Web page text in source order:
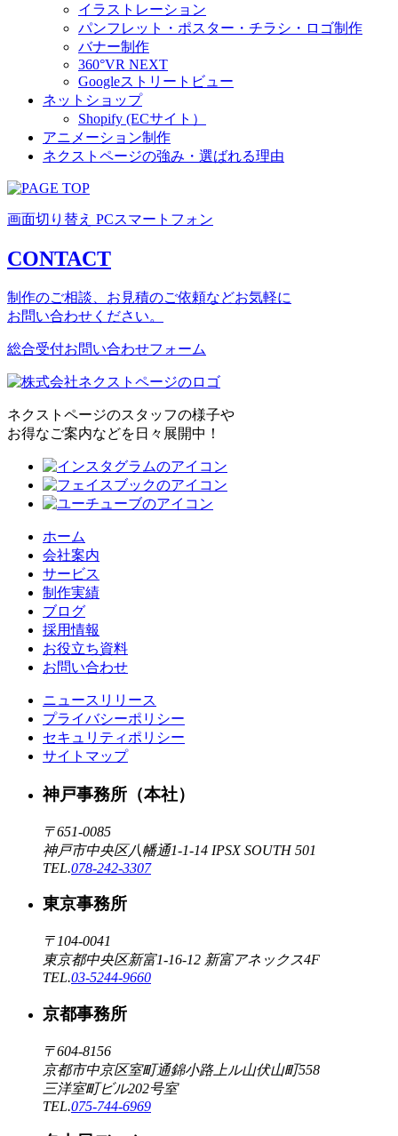
イラストレーション
パンフレット・ポスター・チラシ・ロゴ制作
バナー制作
360°VR NEXT
Googleストリートビュー
ネットショップ
Shopify (ECサイト）
アニメーション制作
ネクストページの強み・選ばれる理由
画面切り替え PCスマートフォン
CONTACT
制作のご相談、お見積のご依頼などお気軽に
お問い合わせください。
総合受付お問い合わせフォーム
ネクストページのスタッフの様子や
お得なご案内などを日々展開中！
ホーム
会社案内
サービス
制作実績
ブログ
採用情報
お役立ち資料
お問い合わせ
ニュースリリース
プライバシーポリシー
セキュリティポリシー
サイトマップ
神戸事務所（本社）
〒651-0085
神戸市中央区八幡通1-1-14 IPSX SOUTH 501
TEL.078-242-3307
東京事務所
〒104-0041
東京都中央区新富1-16-12 新富アネックス4F
TEL.03-5244-9660
京都事務所
〒604-8156
京都市中京区室町通錦小路上ル山伏山町558
三洋室町ビル202号室
TEL.075-744-6969